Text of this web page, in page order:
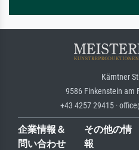
Kärntner
9586 Finkenstein am
+43 4257 29415 ·
企業情報＆
問い合わせ
その他の情
報